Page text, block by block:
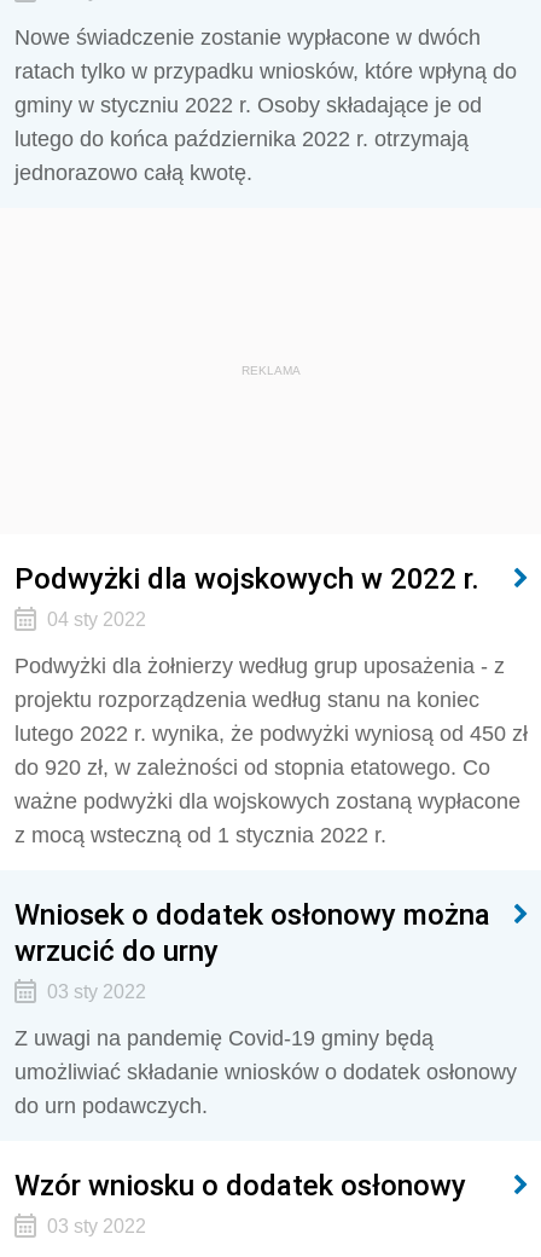
Nowe świadczenie zostanie wypłacone w dwóch
ratach tylko w przypadku wniosków, które wpłyną do
gminy w styczniu 2022 r. Osoby składające je od
lutego do końca października 2022 r. otrzymają
jednorazowo całą kwotę.
REKLAMA
Podwyżki dla wojskowych w 2022 r.
04 sty 2022
Podwyżki dla żołnierzy według grup uposażenia - z
projektu rozporządzenia według stanu na koniec
lutego 2022 r. wynika, że podwyżki wyniosą od 450 zł
do 920 zł, w zależności od stopnia etatowego. Co
ważne podwyżki dla wojskowych zostaną wypłacone
z mocą wsteczną od 1 stycznia 2022 r.
Wniosek o dodatek osłonowy można
wrzucić do urny
03 sty 2022
Z uwagi na pandemię Covid-19 gminy będą
umożliwiać składanie wniosków o dodatek osłonowy
do urn podawczych.
Wzór wniosku o dodatek osłonowy
03 sty 2022